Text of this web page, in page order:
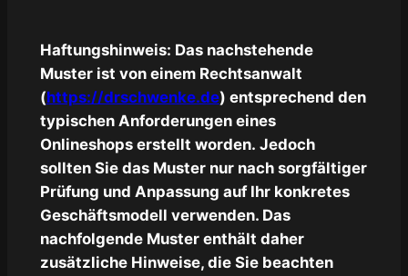
Haftungshinweis: Das nachstehende
Muster ist von einem Rechtsanwalt
(https://drschwenke.de) entsprechend den
typischen Anforderungen eines
Onlineshops erstellt worden. Jedoch
sollten Sie das Muster nur nach sorgfältiger
Prüfung und Anpassung auf Ihr konkretes
Geschäftsmodell verwenden. Das
nachfolgende Muster enthält daher
zusätzliche Hinweise, die Sie beachten